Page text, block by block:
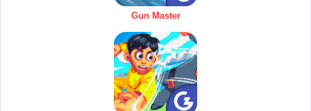
Gun Master